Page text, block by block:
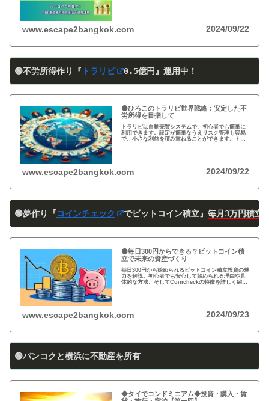
www.escape2bangkok.com 2024/09/22
🟢不労所得作り『 トラリピ 0.5億円』運用中！
🟠ひろこのトラリピ世界戦略：安定した不
労所得を目指して
トラリピは自動売買システムで、初心者でも簡単に
利用できます。設定が簡単なうえリスク管理も容易
で、小さな利益を積み重ねることができます。トラ
www.escape2bangkok.com 2024/09/22
🟢夢作り『コインチェック でビットコイン積立』 毎月3万円積立
🟠毎日300円からできる？ビットコイン積
立で未来の資産づくり
毎日300円から始められるビットコイン積立投資の魅
力を解説。初心者でも安心して始められる理由や具
体的な方法、そしてCoincheckの特徴を詳しく紹
www.escape2bangkok.com 2024/09/23
🟢バンコクと横浜に不動産を所有
◆タイでコンドミニアム◆投資・購入・賃